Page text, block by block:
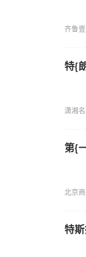
齐鲁
特{
潇湘
第{
北京
特